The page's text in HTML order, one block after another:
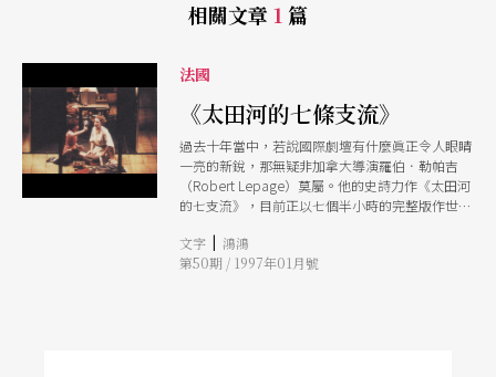
相關文章 1 篇
法國
《太田河的七條支流》
過去十年當中，若說國際劇壇有什麼眞正令人眼睛
一亮的新銳，那無疑非加拿大導演羅伯．勒帕吉
（Robert Lepage）莫屬。他的史詩力作《太田河
的七支流》，目前正以七個半小時的完整版作世界
文字 | 鴻鴻
第50期 / 1997年01月號